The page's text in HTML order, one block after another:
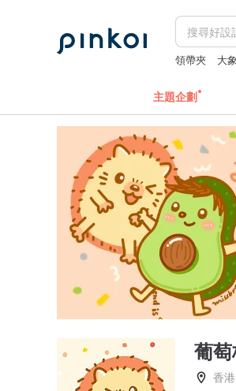
領帶夾 大
主題企劃
葡
香港